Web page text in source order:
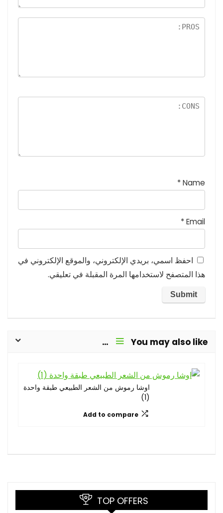
نج
Name
*
Email
*
احفظ اسمي، بريدي الإلكتروني، والموقع الإلكتروني في
هذا المتصفح لاستخدامها المرة المقبلة في تعليقي.
You may also like…
اوشا رموش من الشعر الطبيعي طبقة واحدة
(1)
Add to compare
TOP OFFERS